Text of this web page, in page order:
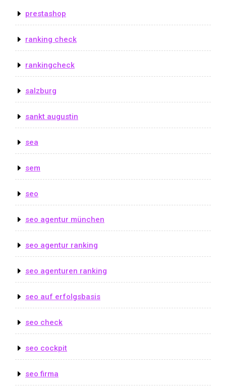
prestashop
ranking check
rankingcheck
salzburg
sankt augustin
sea
sem
seo
seo agentur münchen
seo agentur ranking
seo agenturen ranking
seo auf erfolgsbasis
seo check
seo cockpit
seo firma